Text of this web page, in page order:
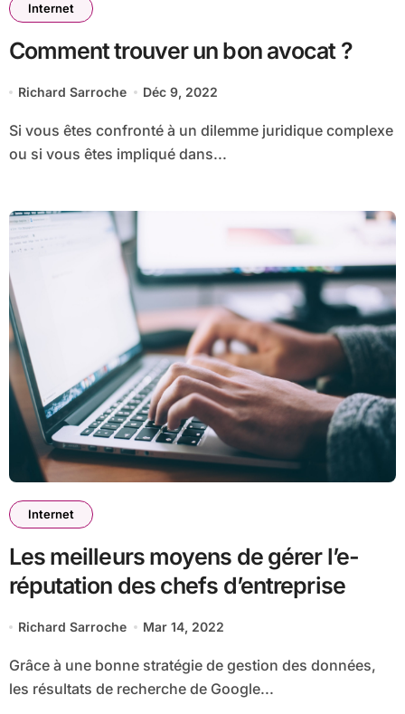
Internet
Comment trouver un bon avocat ?
Richard Sarroche Déc 9, 2022
Si vous êtes confronté à un dilemme juridique complexe
ou si vous êtes impliqué dans...
Internet
Les meilleurs moyens de gérer l’e-
réputation des chefs d’entreprise
Richard Sarroche Mar 14, 2022
Grâce à une bonne stratégie de gestion des données,
les résultats de recherche de Google...